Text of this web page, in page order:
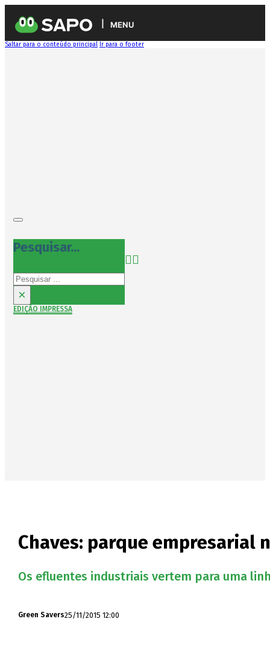
MENU
Saltar para o conteúdo principal Ir para o footer
Pesquisar...
Pesquisar
×
EDIÇÃO IMPRESSA
Chaves: parque empresarial
Os efluentes industriais vertem para uma
Green Savers25/11/2015 12:00